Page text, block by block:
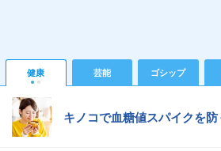
健康 芸能 ゴシップ
キノコで血糖値スパイクを防